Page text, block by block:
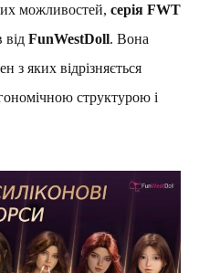
можливостей, серія FWT
від FunWestDoll. Вона
з яких відрізняється
структурою і